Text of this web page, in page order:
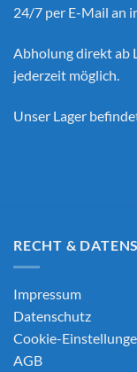
24/7 per E-Mail an
Abholung direkt ab
jederzeit möglich.
Unser Lager
RECHT &
Impressum
Datenschutz
Cookie-
AGB